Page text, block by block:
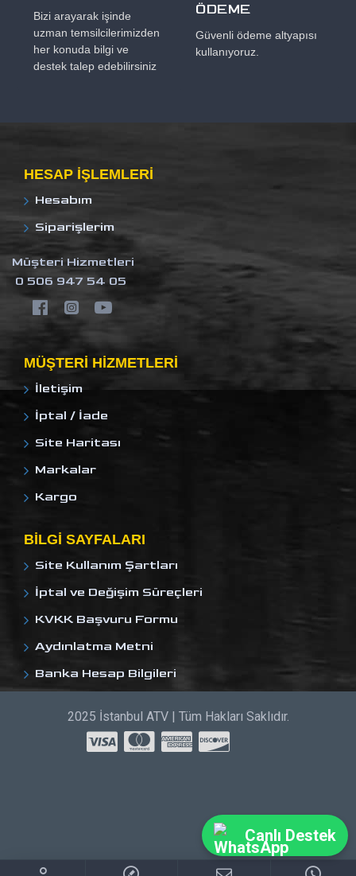
Bizi arayarak işinde
uzman temsilcilerimizden
her konuda bilgi ve
destek talep edebilirsiniz
ÖDEME
Güvenli ödeme altyapısı
kullanıyoruz.
HESAP IŞLEMLERI
Hesabım
Siparişlerim
Müşteri Hizmetleri
0 506 947 54 05
MÜŞTERI HIZMETLERI
İletişim
İptal / İade
Site Haritası
Markalar
Kargo
BILGI SAYFALARI
Site Kullanım Şartları
İptal ve Değişim Süreçleri
KVKK Başvuru Formu
Aydınlatma Metni
Banka Hesap Bilgileri
2025 İstanbul ATV | Tüm Hakları Saklıdır.
Canlı Destek